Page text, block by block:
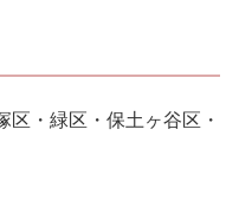
・緑区・保土ヶ谷区・